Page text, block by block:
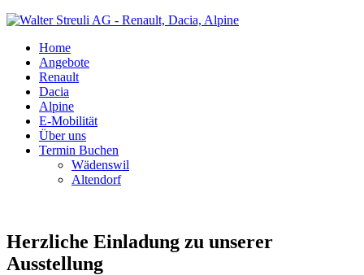
Home
Angebote
Renault
Dacia
Alpine
E-Mobilität
Über uns
Termin Buchen
Wädenswil
Altendorf
Herzliche Einladung zu unserer
Ausstellung